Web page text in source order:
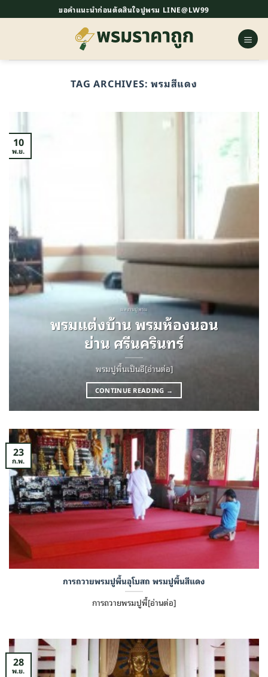
ไป
ขอคำแนะนำก่อนตัดสินใจปูพรม LINE@LW99
TAG ARCHIVES:พรมสีแดง
ผลงานปูพรม
พรมแต่งบ้าน พรมห้องนอน
ย่าน ศรีนครินทร์
พรมปูพื้นเป็นอี[อ่านต่อ]
CONTINUE READING →
10
พ.ย.
การถวายพรมปูพื้นอุโบสถ พรมปูพื้นสีแดง
การถวายพรมปูพื้[อ่านต่อ]
23
ก.พ.
28
พ.ย.